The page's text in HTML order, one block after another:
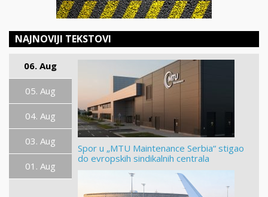
NAJNOVIJI TEKSTOVI
06. Aug
05. Aug
04. Aug
03. Aug
01. Aug
Spor u „MTU Maintenance Serbia“ stigao
do evropskih sindikalnih centrala